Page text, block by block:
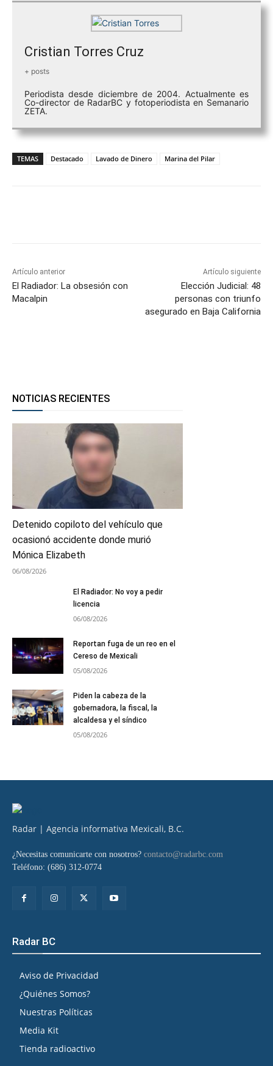
Cristian Torres Cruz
+ posts
Periodista desde diciembre de 2004. Actualmente es
Co-director de RadarBC y fotoperiodista en Semanario
ZETA.
TEMAS Destacado Lavado de Dinero Marina del Pilar
Artículo anterior
El Radiador: La obsesión con
Macalpin
Artículo siguiente
Elección Judicial: 48
personas con triunfo
asegurado en Baja California
NOTICIAS RECIENTES
Detenido copiloto del vehículo que
ocasionó accidente donde murió
Mónica Elizabeth
06/08/2026
El Radiador: No voy a pedir
licencia
06/08/2026
Reportan fuga de un reo en el
Cereso de Mexicali
05/08/2026
Piden la cabeza de la
gobernadora, la fiscal, la
alcaldesa y el síndico
05/08/2026
Radar | Agencia informativa Mexicali, B.C.
¿Necesitas comunicarte con nosotros? contacto@radarbc.com
Teléfono: (686) 312-0774
Radar BC
Aviso de Privacidad
¿Quiénes Somos?
Nuestras Políticas
Media Kit
Tienda radioactivo